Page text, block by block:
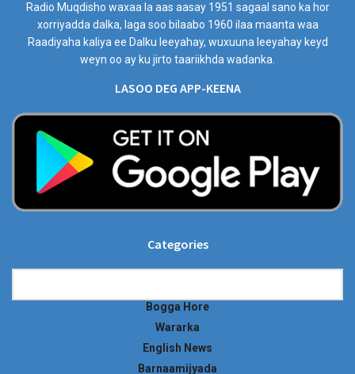
Radio Muqdisho waxaa la aas aasay 1951 sagaal sano ka hor
xorriyadda dalka, laga soo bilaabo 1960 ilaa maanta waa
Raadiyaha kaliya ee Dalku leeyahay, wuxuuna leeyahay keyd
weyn oo ay ku jirto taariikhda wadanka.
LASOO DEG APP-KEENA
Categories
Bogga Hore
Wararka
English News
Barnaamijyada